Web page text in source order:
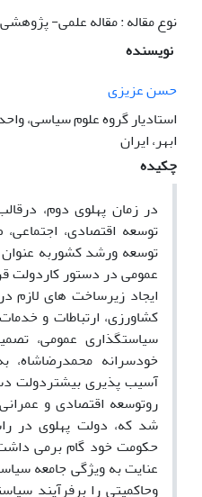
نوع مقاله : مقاله علمی-
نویسنده
حسن عزیزی
استادیار گروه علوم سیاسی،
ابهر، ایران
چکیده
در زمان پهلوی دوم،
توسعه اقتصادی،
توسعه ورشد کشوربه
عمومی در دستور کاردولت
ایجاد زیرساخت های لازم
کشاورزی، ارتباطات و
سیاستگذاری عمومی،
خودسرانه محمدرضاشاه،
آسیب پذیری بیشتردولت
روتوسعه اقتصادی و
شد که، دولت پهلوی در
حکومت خود گام برمی
عنایت به ویژگی جامعه
وحاکمیتی را برفرآیند